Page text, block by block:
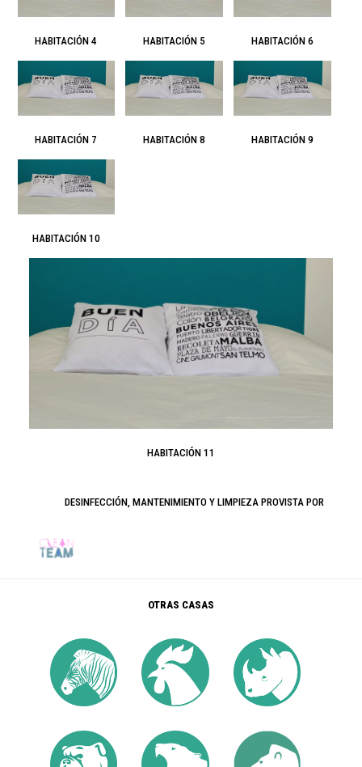
HABITACIÓN 4 HABITACIÓN 5 HABITACIÓN 6
HABITACIÓN 7 HABITACIÓN 8 HABITACIÓN 9
HABITACIÓN 10
HABITACIÓN 11
DESINFECCIÓN, MANTENIMIENTO Y LIMPIEZA PROVISTA POR
OTRAS CASAS